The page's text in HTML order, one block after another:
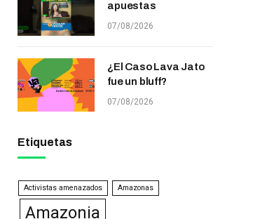
apuestas
07/08/2026
¿El Caso Lava Jato
fue un bluff?
07/08/2026
Etiquetas
Activistas amenazados Amazonas
Amazonia